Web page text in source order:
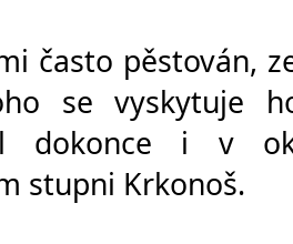
často pěstován,
se vyskytuje
dokonce i v
stupni Krkonoš.